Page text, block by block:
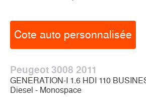
Cote auto personnalisée
Peugeot 3008 2011
GENERATION-I 1.6 HDI 110
Diesel - Monospace